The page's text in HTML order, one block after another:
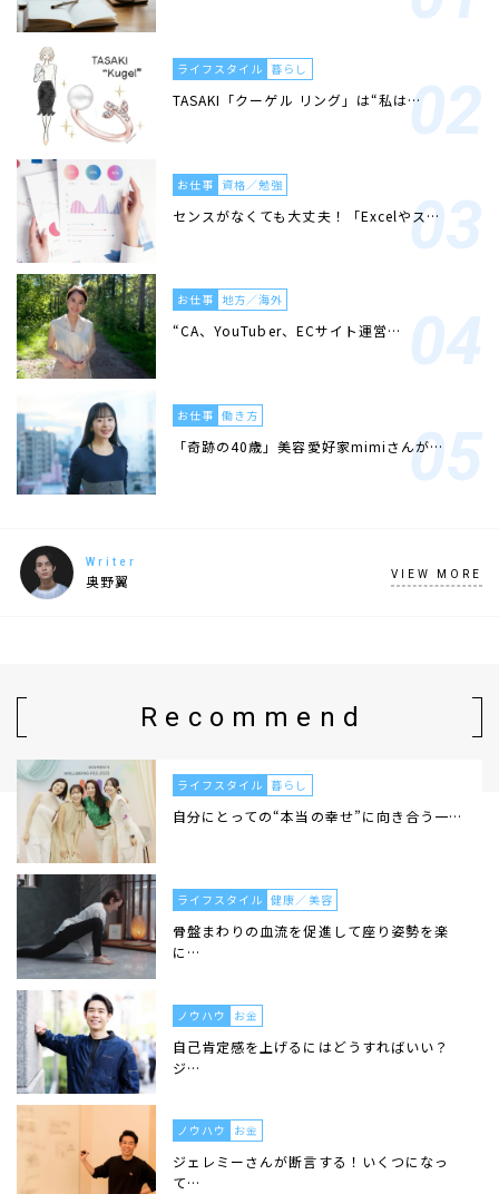
ライフスタイル 暮らし
TASAKI「クーゲル リング」は“私は…
お仕事 資格／勉強
センスがなくても大丈夫！「Excelやス…
お仕事 地方／海外
“CA、YouTuber、ECサイト運営…
お仕事 働き方
「奇跡の40歳」美容愛好家mimiさんが…
Writer
奥野翼 VIEW MORE
Recommend
ライフスタイル 暮らし
自分にとっての“本当の幸せ”に向き合う一…
ライフスタイル 健康／美容
骨盤まわりの血流を促進して座り姿勢を楽
に…
ノウハウ お金
自己肯定感を上げるにはどうすればいい？
ジ…
ノウハウ お金
ジェレミーさんが断言する！いくつになっ
て…